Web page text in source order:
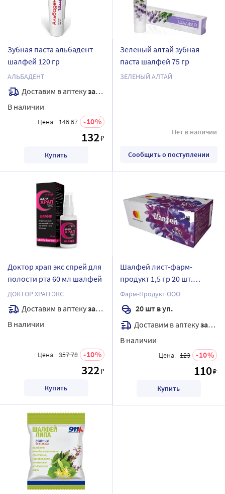
Зубная паста альбадент
шалфей 120 гр
АЛЬБАДЕНТ
Доставим в аптекузавтра
В наличии
Цена: 146.67 10
132₽
Купить
Зеленый алтай зубная
паста шалфей 75 гр
ЗЕЛЕНЫЙ АЛТАЙ
Нет в наличии
Сообщить о поступлении
Доктор храп экс спрей для
полости рта 60 мл шалфей
ДОКТОР ХРАП ЭКС
Доставим в аптекузавтра
В наличии
Цена: 357.78 10
322₽
Купить
Шалфей лист-фарм-
продукт 1,5 гр 20 шт.
фильтр-пакеты
Фарм-Продукт ООО
20 шт в уп.
Доставим в аптекузавтра
В наличии
Цена: 123 10
110₽
Купить